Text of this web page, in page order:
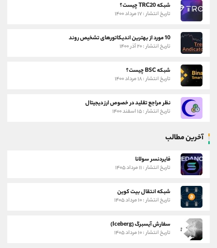
شبکه TRC20 چیست؟
تاریخ انتشار : ۱۷ مرداد ۱۴۰۰
10 مورد از بهترین اندیکاتورهای تشخیص روند
تاریخ انتشار : ۲۰ آذر ۱۴۰۰
شبکه BSC چیست؟
تاریخ انتشار : ۱۸ مرداد ۱۴۰۰
نظر مراجع تقلید در خصوص ارز دیجیتال
تاریخ انتشار : ۱۵ اسفند ۱۴۰۰
آخرین مطالب
فایردنسر سولانا
تاریخ انتشار : ۱۱ مرداد ۱۴۰۵
شبکه انتقال بیت کوین
تاریخ انتشار : ۱۰ مرداد ۱۴۰۵
سفارش آیسبرگ (Iceberg)
تاریخ انتشار : ۱۰ مرداد ۱۴۰۵